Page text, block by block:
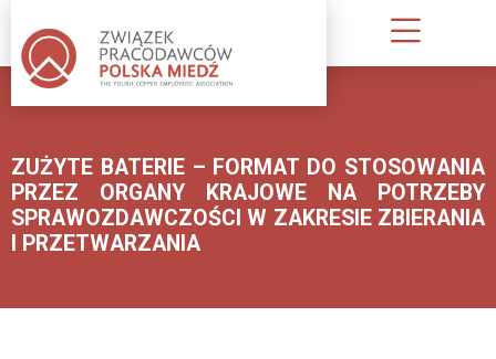
O
NAS
KIM
JESTEŚMY
INFORMACJA
ZUŻYTE BATERIE – FORMAT DO STOSOWANIA
PRZEZ ORGANY KRAJOWE NA POTRZEBY
SPRAWOZDAWCZOŚCI W ZAKRESIE ZBIERANIA
I PRZETWARZANIA